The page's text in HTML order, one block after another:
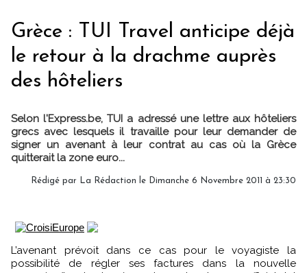
Grèce : TUI Travel anticipe déjà
le retour à la drachme auprès
des hôteliers
Selon l'Express.be, TUI a adressé une lettre aux hôteliers
grecs avec lesquels il travaille pour leur demander de
signer un avenant à leur contrat au cas où la Grèce
quitterait la zone euro...
Rédigé par La Rédaction le Dimanche 6 Novembre 2011 à 23:30
L’avenant prévoit dans ce cas pour le voyagiste la
possibilité de régler ses factures dans la nouvelle